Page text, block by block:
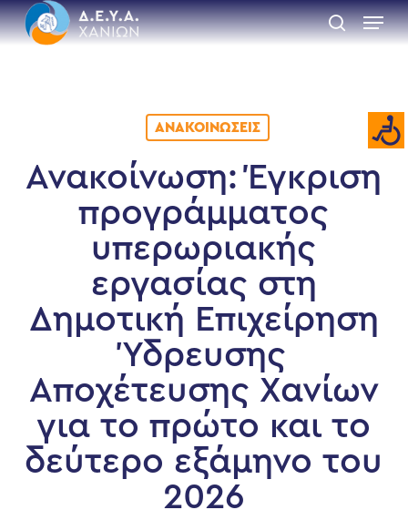
Skip
to
main
search
Menu
ΑΝΑΚΟΙΝΏΣΕΙΣ
Ανακοίνωση: Έγκριση
προγράμματος
υπερωριακής
εργασίας στη
Δημοτική Επιχείρηση
Ύδρευσης
Αποχέτευσης Χανίων
για το πρώτο και το
δεύτερο εξάμηνο του
2026